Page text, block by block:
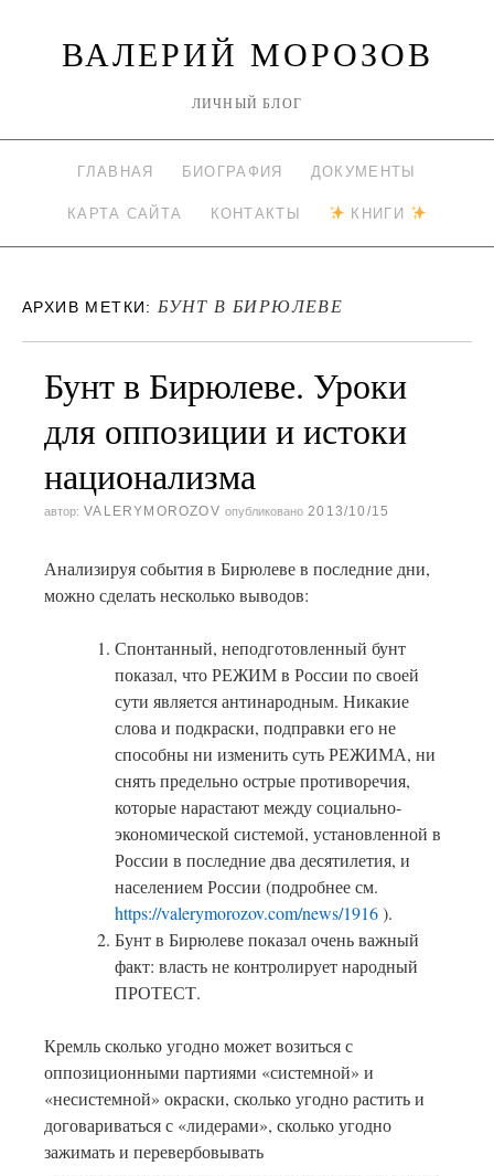
ВАЛЕРИЙ МОРОЗОВ
ЛИЧНЫЙ БЛОГ
ГЛАВНАЯ БИОГРАФИЯ ДОКУМЕНТЫ
КАРТА САЙТА КОНТАКТЫ КНИГИ
АРХИВ МЕТКИ: БУНТ В БИРЮЛЕВЕ
Бунт в Бирюлеве. Уроки
для оппозиции и истоки
национализма
автор: VALERYMOROZOV опубликовано 2013/10/15
Анализируя события в Бирюлеве в последние дни,
можно сделать несколько выводов:
Спонтанный, неподготовленный бунт
показал, что РЕЖИМ в России по своей
сути является антинародным. Никакие
слова и подкраски, подправки его не
способны ни изменить суть РЕЖИМА, ни
снять предельно острые противоречия,
которые нарастают между социально-
экономической системой, установленной в
России в последние два десятилетия, и
населением России (подробнее см.
https://valerymorozov.com/news/1916).
Бунт в Бирюлеве показал очень важный
факт: власть не контролирует народный
ПРОТЕСТ.
Кремль сколько угодно может возиться с
оппозиционными партиями «системной» и
«несистемной» окраски, сколько угодно растить и
договариваться с «лидерами», сколько угодно
зажимать и перевербовывать